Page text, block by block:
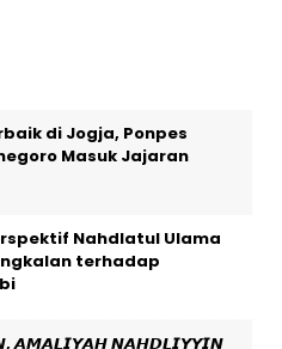
di Jogja, Ponpes
Masuk Jajaran
Nahdlatul Ulama
terhadap
𝘼𝙈𝘼𝙇𝙄𝙔𝘼𝙃 𝙉𝘼𝙃𝘿𝙇𝙄𝙔𝙔𝙄𝙉